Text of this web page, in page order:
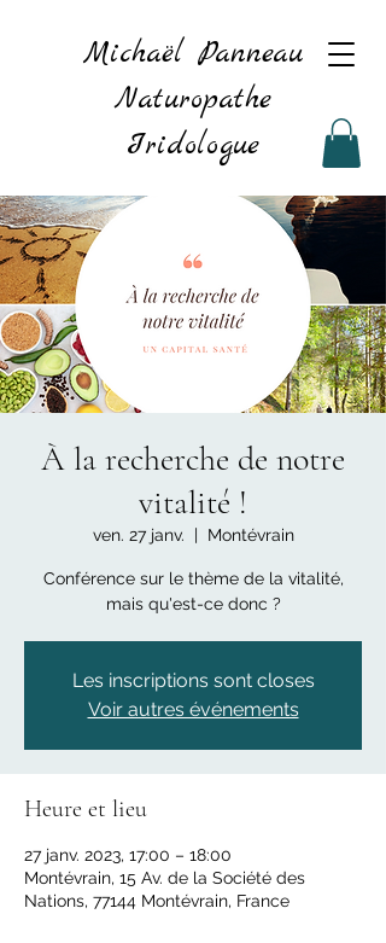
Michaël Panneau
Naturopathe
Iridologue
À la recherche de notre
vitalité !
ven. 27 janv.
  |
Montévrain
Conférence sur le thème de la vitalité,
mais qu'est-ce donc ?
Les inscriptions sont closes
Voir autres événements
Heure et lieu
27 janv. 2023, 17:00 – 18:00
Montévrain, 15 Av. de la Société des
Nations, 77144 Montévrain, France